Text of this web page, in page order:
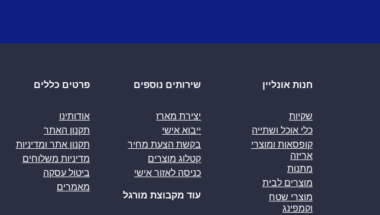
חנות אונליין
שקיות
כלי אוכל ושתייה
קופסאות ומוצרי
אריזה
מתנות
מוצרים לבית
מוצרי שטח
וקמפינג
שירותים נוספים
יצירת מארז
ייבוא אישי
בקשת הצעת מחיר
קטלוג מוצרים
כניסה לאזור אישי
עוד מקבוצת מורגל
פרטים כללים
אודותינו
תקנון האתר
תקנון אתר ומדיניות
מדיניות משלוחים
ביטול עסקה
מאמרים